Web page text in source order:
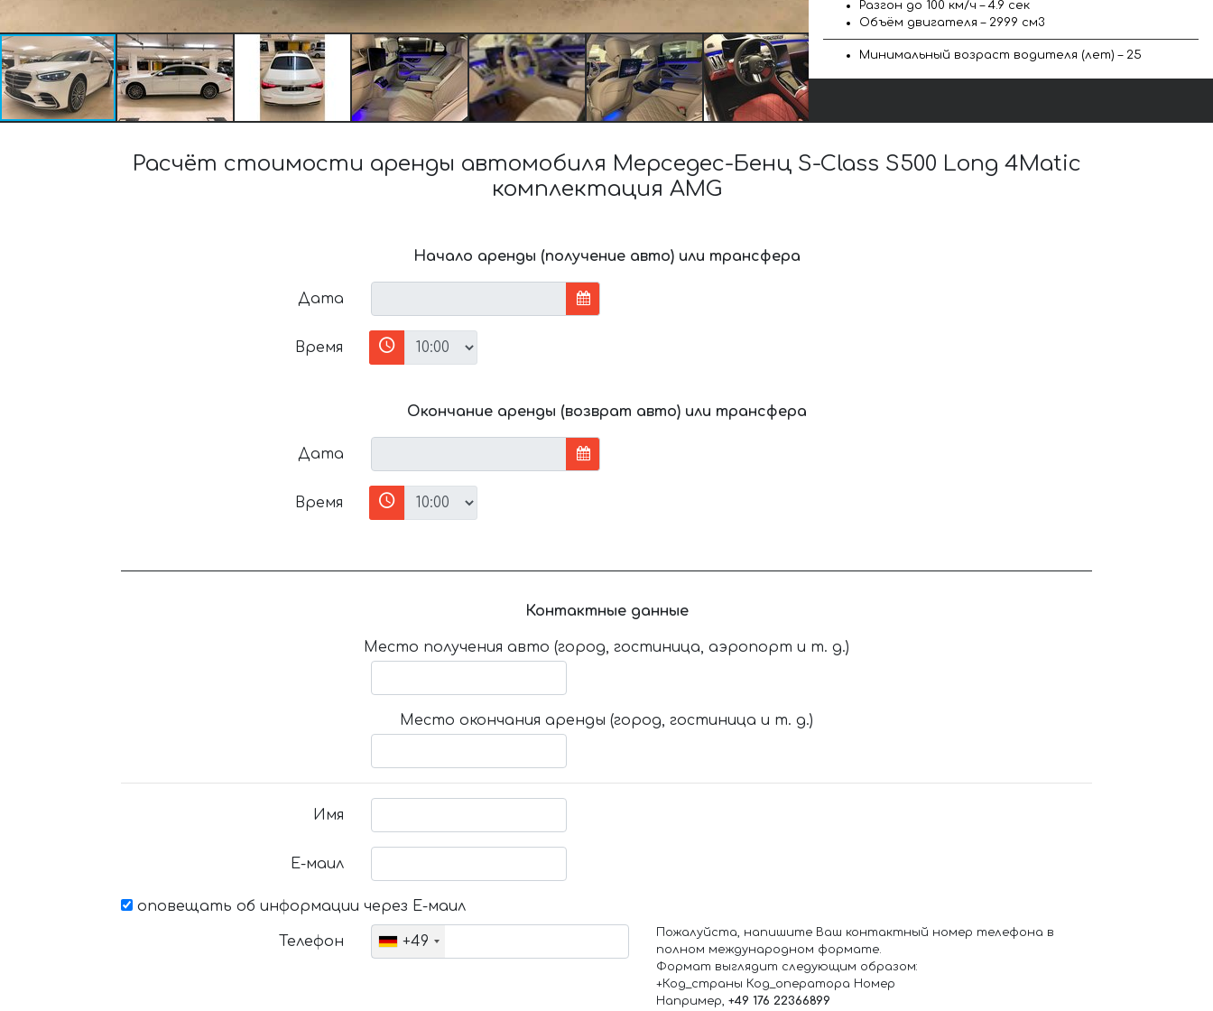
Разгон до 100 км/ч – 4.9 сек
Объём двигателя – 2999 см3
Минимальный возраст водителя (лет) – 25
Расчёт стоимости аренды автомобиля Мерседес-Бенц S-Class S500 Long 4Matic
комплектация AMG
Начало аренды (получение авто) или трансфера
Дата
Время
Окончание аренды (возврат авто) или трансфера
Дата
Время
Контактные данные
Место получения авто (город, гостиница, аэропорт и т. д.)
Место окончания аренды (город, гостиница и т. д.)
Имя
Е-маил
оповещать об информации через Е-маил
Телефон +49
Пожалуйста, напишите Ваш контактный номер телефона в
полном международном формате.
Формат выглядит следующим образом:
+Код_страны Код_оператора Номер
Например, +49 176 22366899